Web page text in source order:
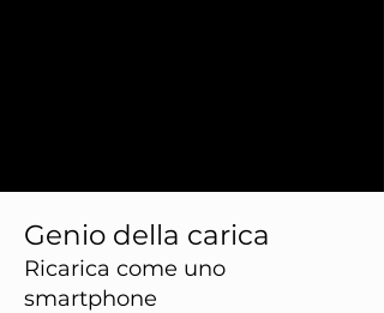
Genio della carica
Ricarica come uno
smartphone